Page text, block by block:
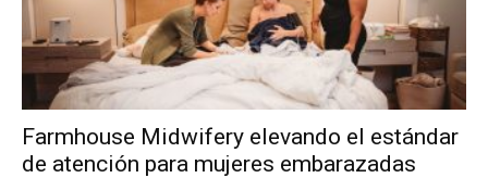
Farmhouse Midwifery elevando el estándar
de atención para mujeres embarazadas